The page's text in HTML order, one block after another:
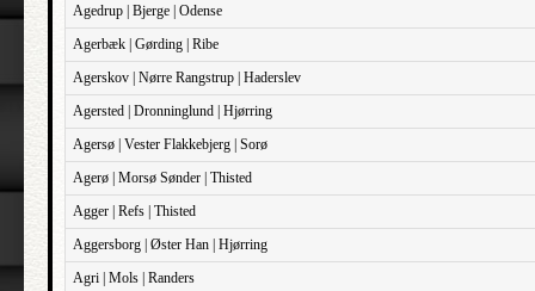
Agedrup | Bjerge | Odense
Agerbæk | Gørding | Ribe
Agerskov | Nørre Rangstrup | Haderslev
Agersted | Dronninglund | Hjørring
Agersø | Vester Flakkebjerg | Sorø
Agerø | Morsø Sønder | Thisted
Agger | Refs | Thisted
Aggersborg | Øster Han | Hjørring
Agri | Mols | Randers